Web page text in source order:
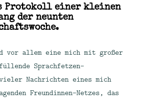
Protokoll einer kleinen
der neunten
vor allem eine mich mit großer
Sprachfetzen-
vieler Nachrichten eines mich
Freundinnen-Netzes, das